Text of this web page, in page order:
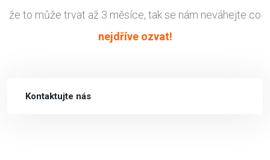
že to může trvat až 3 měsíce, tak se nám neváhejte co
nejdříve ozvat!
Kontaktujte nás